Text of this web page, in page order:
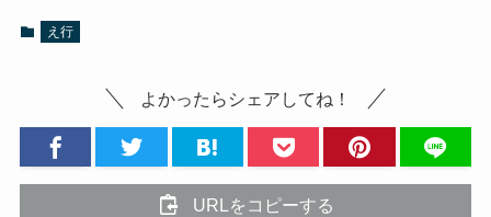
え行
よかったらシェアしてね！
URLをコピーする